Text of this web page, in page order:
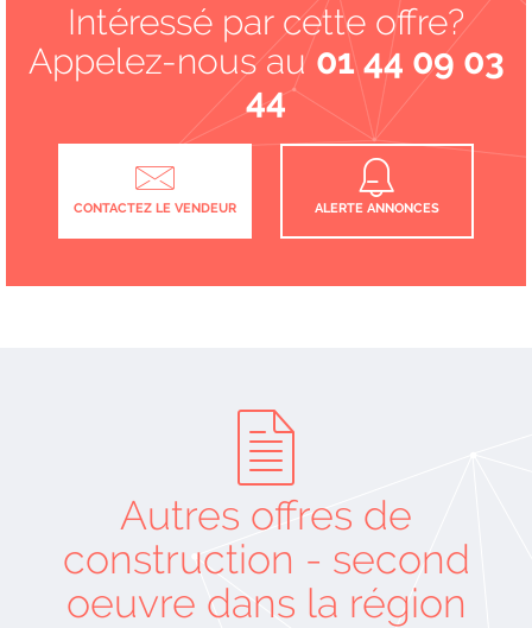
Intéressé par cette offre?
Appelez-nous au01 44 09 03
44
CONTACTEZ LE VENDEUR ALERTE ANNONCES
Autres offres de
construction - second
oeuvre dans la région